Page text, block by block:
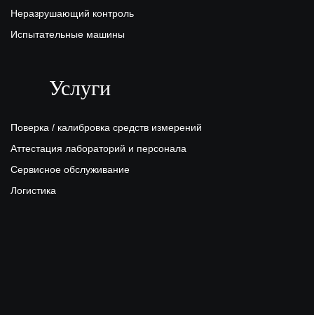
Неразрушающий контроль
Испытательные машины
Услуги
Поверка / калибровка средств измерений
Аттестация лабораторий и персонала
Сервисное обслуживание
Логистика